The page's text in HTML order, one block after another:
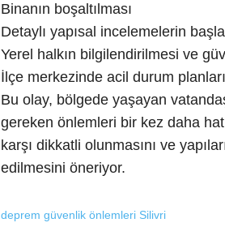
Binanın boşaltılması
Detaylı yapısal incelemelerin
Yerel halkın bilgilendirilmesi ve
İlçe merkezinde acil durum
Bu olay, bölgede yaşayan
gereken önlemleri bir kez daha
karşı dikkatli olunmasını ve
edilmesini öneriyor.
deprem güvenlik önlemleri Silivri